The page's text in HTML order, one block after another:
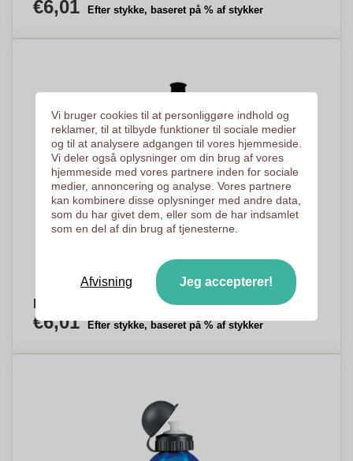
€6,01 Efter stykke, baseret på % af stykker
Professionel Vandflaske Cykel 1000ml - Olivia
€6,01 Efter stykke, baseret på % af stykker
Vi bruger cookies til at personliggøre indhold og
reklamer, til at tilbyde funktioner til sociale medier
og til at analysere adgangen til vores hjemmeside.
Vi deler også oplysninger om din brug af vores
hjemmeside med vores partnere inden for sociale
medier, annoncering og analyse. Vores partnere
kan kombinere disse oplysninger med andre data,
som du har givet dem, eller som de har indsamlet
som en del af din brug af tjenesterne.
Afvisning Jeg accepterer!